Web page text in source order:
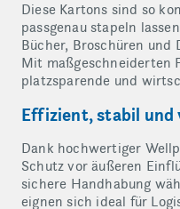
Diese Kartons sind so
passgenau stapeln
Bücher, Broschüren und
Mit maßgeschneiderten
platzsparende und
Effizient, stabil und
Dank hochwertiger
Schutz vor äußeren
sichere Handhabung
eignen sich ideal für